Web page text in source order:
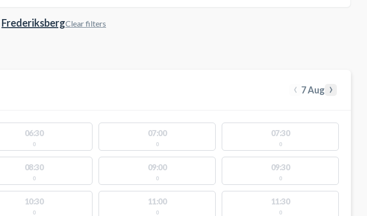
FrederiksbergClear filters
‹ 7 Aug ›
06:30
0
07:00
0
07:30
0
08:30
0
09:00
0
09:30
0
10:30
0
11:00
0
11:30
0